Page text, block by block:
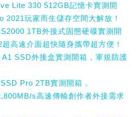
Lite 330 512GB記憶卡實測開
2021玩家而生儲存空間大解放！
1TB外接式固態硬碟實測開
高速介面超快隨身攜帶超方便！
SSD外接盒實測開箱，軍規防護
Pro 2TB實測開箱，
s高速傳輸創作者外接需求